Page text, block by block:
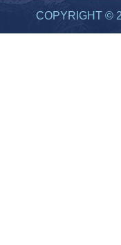
COPYRIGHT ©